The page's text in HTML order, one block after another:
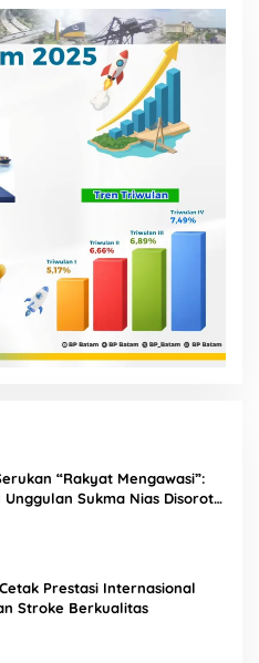
“Rakyat Mengawasi”:
Unggulan Sukma Nias Disorot,
Prestasi Internasional
Stroke Berkualitas